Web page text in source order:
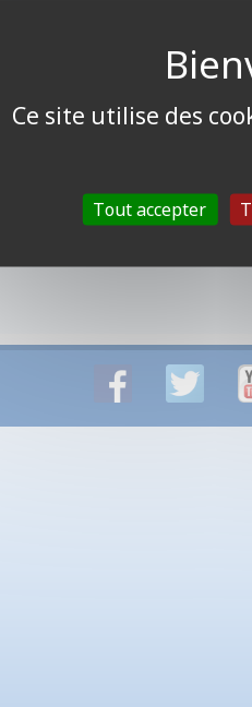
Ce site utilise des
Tout accepter